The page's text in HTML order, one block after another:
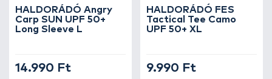
HALDORÁDÓ Angry
Carp SUN UPF 50+
Long Sleeve L
14.990 Ft
HALDORÁDÓ FES
Tactical Tee Camo
UPF 50+ XL
9.990 Ft